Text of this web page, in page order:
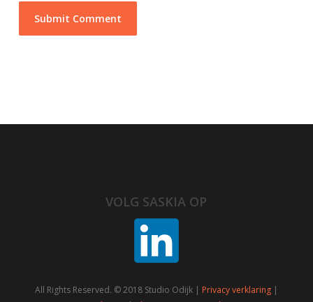
VOLG SASKIA OP
All Rights Reserved. © 2018 Studio Odijk | Privacy verklaring|